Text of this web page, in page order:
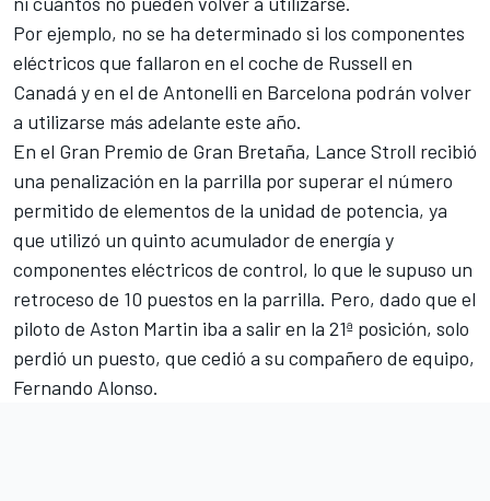
Por ejemplo, no se ha determinado si los componentes
eléctricos que fallaron en el coche de Russell en
Canadá y en el de Antonelli en Barcelona podrán volver
a utilizarse más adelante este año.
En el Gran Premio de Gran Bretaña, Lance Stroll recibió
una penalización en la parrilla por superar el número
permitido de elementos de la unidad de potencia, ya
que utilizó un quinto acumulador de energía y
componentes eléctricos de control, lo que le supuso un
retroceso de 10 puestos en la parrilla. Pero, dado que el
piloto de Aston Martin iba a salir en la 21ª posición, solo
perdió un puesto, que cedió a su compañero de equipo,
Fernando Alonso.